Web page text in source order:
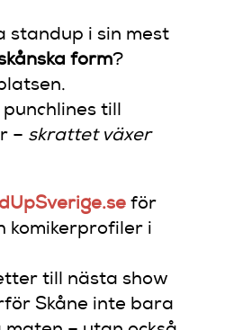
standup i sin mest
form?
till
– skrattet växer
för
komikerprofiler i
till nästa show
Skåne inte bara